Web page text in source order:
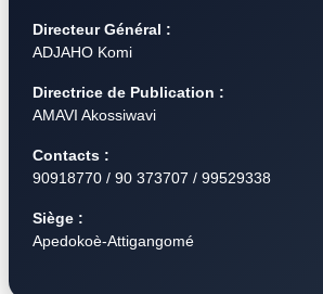
Directeur Général :
ADJAHO Komi
Directrice de Publication :
AMAVI Akossiwavi
Contacts :
90918770 / 90 373707 / 99529338
Siège :
Apedokoè-Attigangomé